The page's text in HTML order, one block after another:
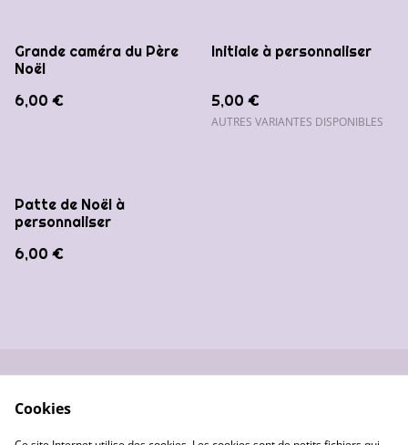
Grande caméra du Père
Noël
6,00 €
Initiale à personnaliser
5,00 €
AUTRES VARIANTES DISPONIBLES
Patte de Noël à
personnaliser
6,00 €
Données
Gestion des cookies
Cookies